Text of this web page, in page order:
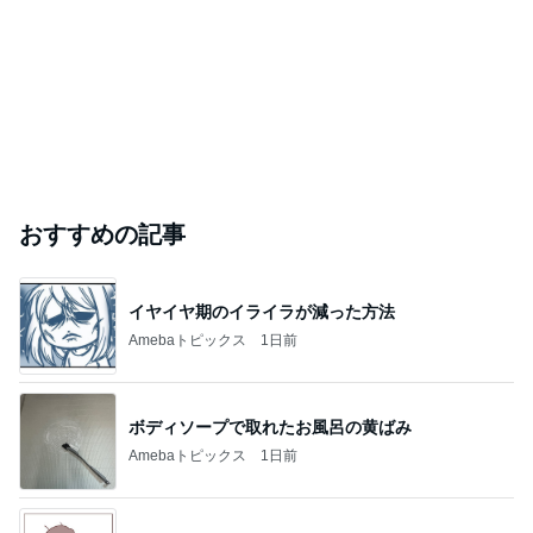
おすすめの記事
イヤイヤ期のイライラが減った方法
Amebaトピックス 1日前
ボディソープで取れたお風呂の黄ばみ
Amebaトピックス 1日前